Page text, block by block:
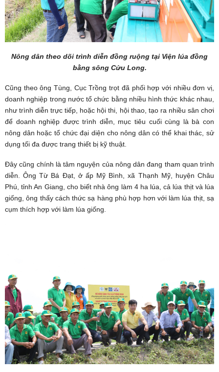
Nông dân theo dõi trình diễn đồng ruộng tại Viện lúa đồng
bằng sông Cửu Long.
Cũng theo ông Tùng, Cục Trồng trọt đã phối hợp với nhiều đơn vị,
doanh nghiệp trong nước tổ chức bằng nhiều hình thức khác nhau,
như trình diễn trực tiếp, hoặc hội thi, hội thao, tạo ra nhiều sân chơi
để doanh nghiệp được trình diễn, mục tiêu cuối cùng là bà con
nông dân hoặc tổ chức đại diện cho nông dân có thể khai thác, sử
dụng tối đa được trang thiết bị kỹ thuật.
Đây cũng chính là tâm nguyện của nông dân đang tham quan trình
diễn. Ông Từ Bá Đạt, ở ấp Mỹ Bình, xã Thạnh Mỹ, huyện Châu
Phú, tỉnh An Giang, cho biết nhà ông làm 4 ha lúa, cả lúa thịt và lúa
giống, ông thấy cách thức sạ hàng phù hợp hơn với làm lúa thịt, sạ
cụm thích hợp với làm lúa giống.